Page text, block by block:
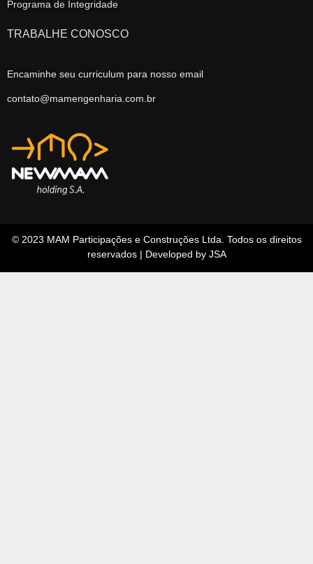
Programa de Integridade
TRABALHE CONOSCO
Encaminhe seu curriculum para nosso email
contato@mamengenharia.com.br
© 2023 MAM Participações e Construções Ltda. Todos os direitos
reservados | Developed by JSA